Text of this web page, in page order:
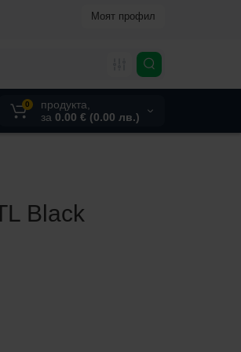
Моят профил
0
продукта,
за 0.00 € (0.00 лв.)
Black